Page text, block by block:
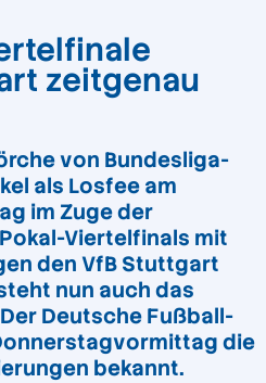
zeitgenau
von Bundesliga-
als Losfee am
im Zuge der
Viertelfinals mit
den VfB Stuttgart
nun auch das
Deutsche Fußball-
die
bekannt.